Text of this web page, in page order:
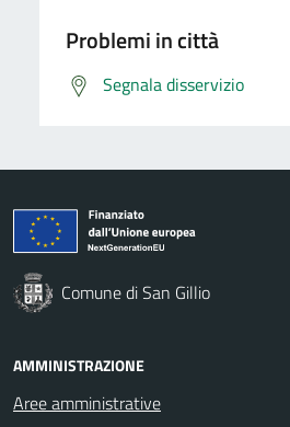
Problemi in città
Segnala disservizio
Comune di San Gillio
AMMINISTRAZIONE
Aree amministrative